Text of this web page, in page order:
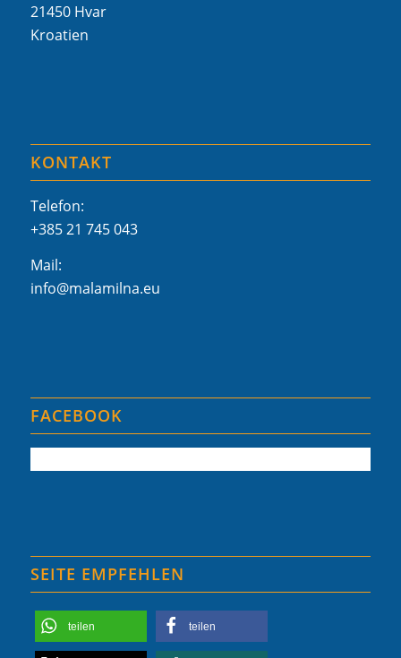
21450 Hvar
Kroatien
KONTAKT
Telefon:
+385 21 745 043
Mail:
info@malamilna.eu
FACEBOOK
SEITE EMPFEHLEN
teilen teilen